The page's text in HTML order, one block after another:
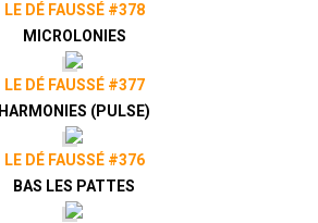
LE DÉ FAUSSÉ #378
MICROLONIES
LE DÉ FAUSSÉ #377
HARMONIES (PULSE)
LE DÉ FAUSSÉ #376
BAS LES PATTES